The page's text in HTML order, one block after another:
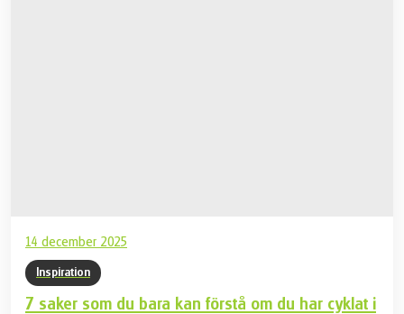
14 december 2025
Inspiration
7 saker som du bara kan förstå om du har cyklat i